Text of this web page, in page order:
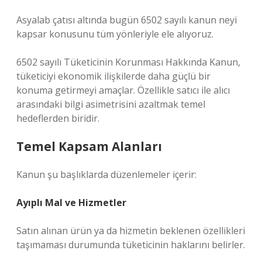
Asyalab çatısı altında bugün 6502 sayılı kanun neyi
kapsar konusunu tüm yönleriyle ele alıyoruz.
6502 sayılı Tüketicinin Korunması Hakkında Kanun,
tüketiciyi ekonomik ilişkilerde daha güçlü bir
konuma getirmeyi amaçlar. Özellikle satıcı ile alıcı
arasındaki bilgi asimetrisini azaltmak temel
hedeflerden biridir.
Temel Kapsam Alanları
Kanun şu başlıklarda düzenlemeler içerir:
Ayıplı Mal ve Hizmetler
Satın alınan ürün ya da hizmetin beklenen özellikleri
taşımaması durumunda tüketicinin haklarını belirler.